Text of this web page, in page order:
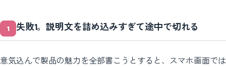
失敗1。説明文を詰め込みすぎて途中で切れる
意気込んで製品の魅力を全部書こうとすると、スマホ画面では